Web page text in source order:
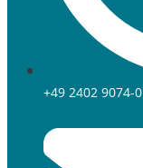
+49 2402 9074-0